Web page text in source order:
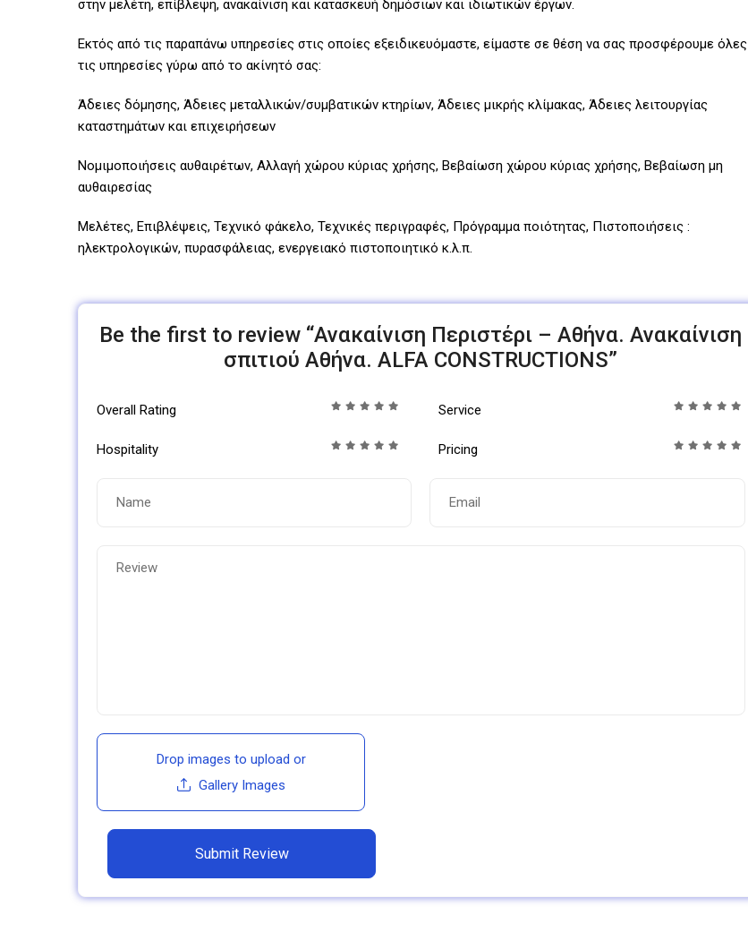
στην μελέτη, επίβλεψη, ανακαίνιση και κατασκευή δημόσιων και ιδιωτικών έργων.
Εκτός από τις παραπάνω υπηρεσίες στις οποίες εξειδικευόμαστε, είμαστε σε θέση να σας προσφέρουμε όλες
τις υπηρεσίες γύρω από το ακίνητό σας:
Άδειες δόμησης, Άδειες μεταλλικών/συμβατικών κτηρίων, Άδειες μικρής κλίμακας, Άδειες λειτουργίας
καταστημάτων και επιχειρήσεων
Νομιμοποιήσεις αυθαιρέτων, Αλλαγή χώρου κύριας χρήσης, Βεβαίωση χώρου κύριας χρήσης, Βεβαίωση μη
αυθαιρεσίας
Μελέτες, Επιβλέψεις, Τεχνικό φάκελο, Τεχνικές περιγραφές, Πρόγραμμα ποιότητας, Πιστοποιήσεις :
ηλεκτρολογικών, πυρασφάλειας, ενεργειακό πιστοποιητικό κ.λ.π.
Be the first to review “Ανακαίνιση Περιστέρι – Αθήνα. Ανακαίνιση
σπιτιού Αθήνα. ALFA CONSTRUCTIONS”
Overall Rating Service
Hospitality Pricing
Drop images to upload or
Gallery Images